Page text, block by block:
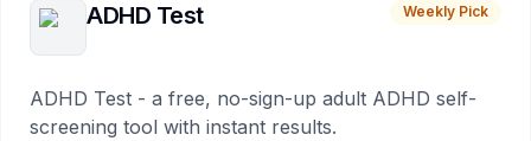
ADHD Test Weekly Pick
ADHD Test - a free, no-sign-up adult ADHD self-
screening tool with instant results.